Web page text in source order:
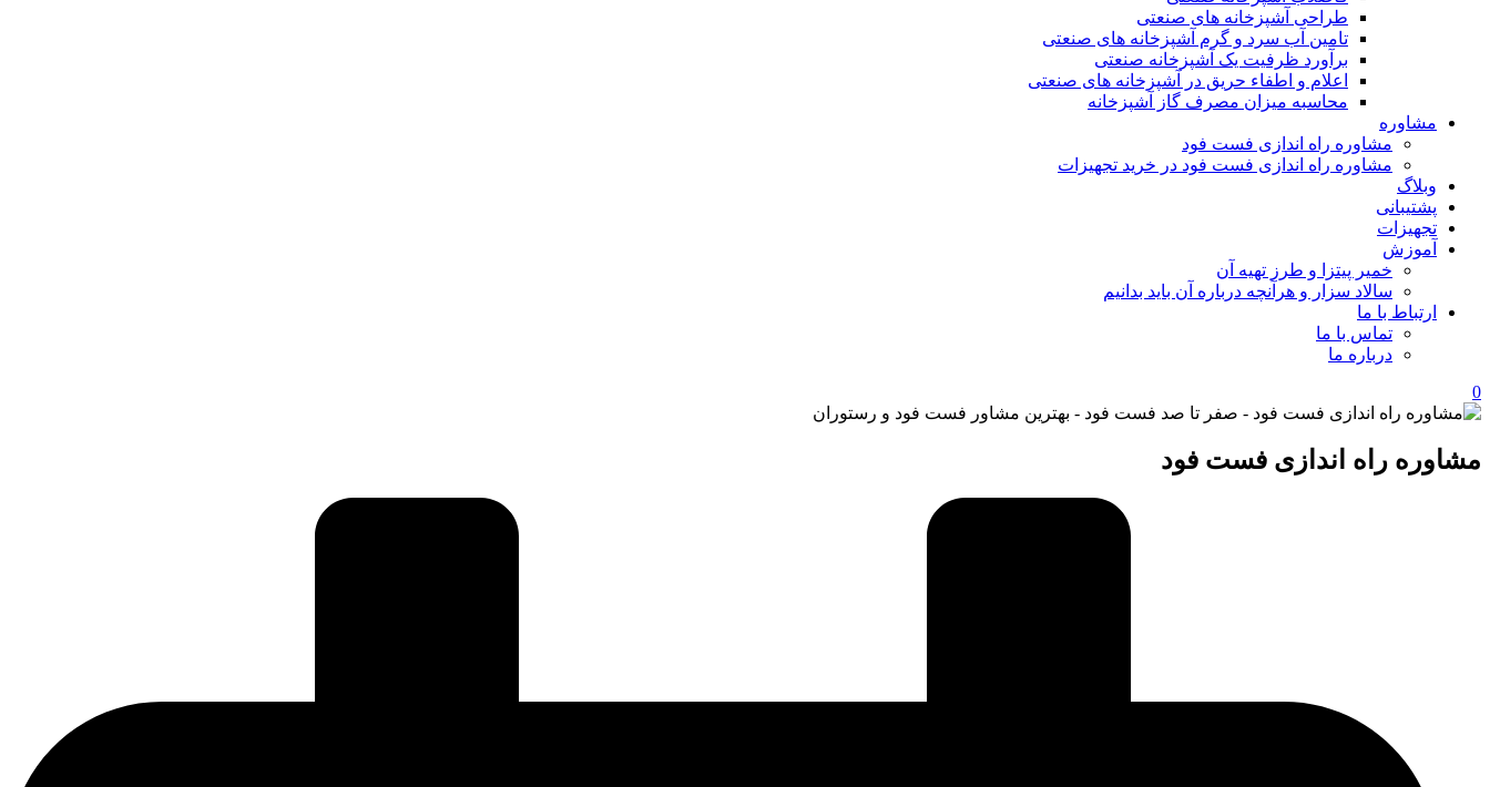
طراحی آشپزخانه های صنعتی
تامین آب سرد و گرم آشپزخانه های صنعتی
برآورد ظرفیت یک آشپزخانه صنعتی
اعلام و اطفاء حریق در آشپزخانه های صنعتی
محاسبه میزان مصرف گاز آشپزخانه
مشاوره
مشاوره راه اندازی فست فود
مشاوره راه اندازی فست فود در خرید تجهیزات
وبلاگ
پشتیبانی
تجهیزات
آموزش
خمیر پیتزا و طرز تهیه آن
سالاد سزار و هرآنچه درباره آن باید بدانیم
ارتباط با ما
تماس با ما
درباره ما
0
مشاوره راه اندازی فست فود